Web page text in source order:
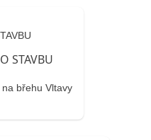
břehu Vltavy